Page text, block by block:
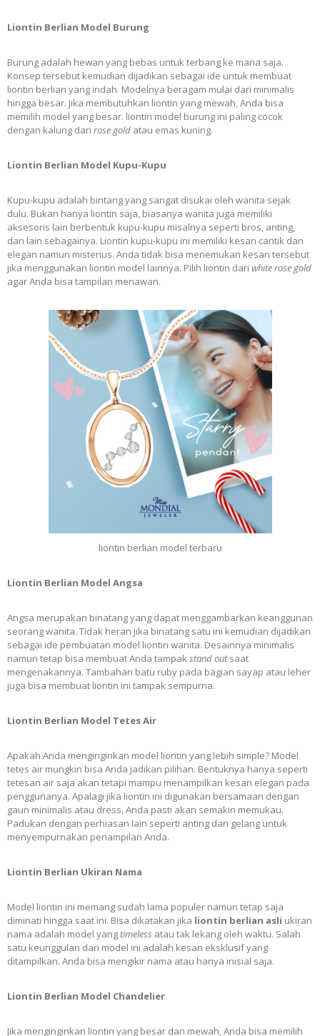
Liontin Berlian Model Burung
Burung adalah hewan yang bebas untuk terbang ke mana saja.
Konsep tersebut kemudian dijadikan sebagai ide untuk membuat
liontin berlian yang indah. Modelnya beragam mulai dari minimalis
hingga besar. Jika membutuhkan liontin yang mewah, Anda bisa
memilih model yang besar. liontin model burung ini paling cocok
dengan kalung dari rose gold atau emas kuning.
Liontin Berlian Model Kupu-Kupu
Kupu-kupu adalah bintang yang sangat disukai oleh wanita sejak
dulu. Bukan hanya liontin saja, biasanya wanita juga memiliki
aksesoris lain berbentuk kupu-kupu misalnya seperti bros, anting,
dan lain sebagainya. Liontin kupu-kupu ini memiliki kesan cantik dan
elegan namun misterius. Anda tidak bisa menemukan kesan tersebut
jika menggunakan liontin model lainnya. Pilih liontin dari white rose gold
agar Anda bisa tampilan menawan.
liontin berlian model terbaru
Liontin Berlian Model Angsa
Angsa merupakan binatang yang dapat menggambarkan keanggunan
seorang wanita. Tidak heran jika binatang satu ini kemudian dijadikan
sebagai ide pembuatan model liontin wanita. Desainnya minimalis
namun tetap bisa membuat Anda tampak stand outsaat
mengenakannya. Tambahan batu ruby pada bagian sayap atau leher
juga bisa membuat liontin ini tampak sempurna.
Liontin Berlian Model Tetes Air
Apakah Anda menginginkan model liontin yang lebih simple? Model
tetes air mungkin bisa Anda jadikan pilihan. Bentuknya hanya seperti
tetesan air saja akan tetapi mampu menampilkan kesan elegan pada
penggunanya. Apalagi jika liontin ini digunakan bersamaan dengan
gaun minimalis atau dress, Anda pasti akan semakin memukau.
Padukan dengan perhiasan lain seperti anting dan gelang untuk
menyempurnakan penampilan Anda.
Liontin Berlian Ukiran Nama
Model liontin ini memang sudah lama populer namun tetap saja
diminati hingga saat ini. Bisa dikatakan jika liontin berlian asli ukiran
nama adalah model yangtimeless atau tak lekang oleh waktu. Salah
satu keunggulan dari model ini adalah kesan eksklusif yang
ditampilkan. Anda bisa mengikir nama atau hanya inisial saja.
Liontin Berlian Model Chandelier
Jika menginginkan liontin yang besar dan mewah, Anda bisa memilih